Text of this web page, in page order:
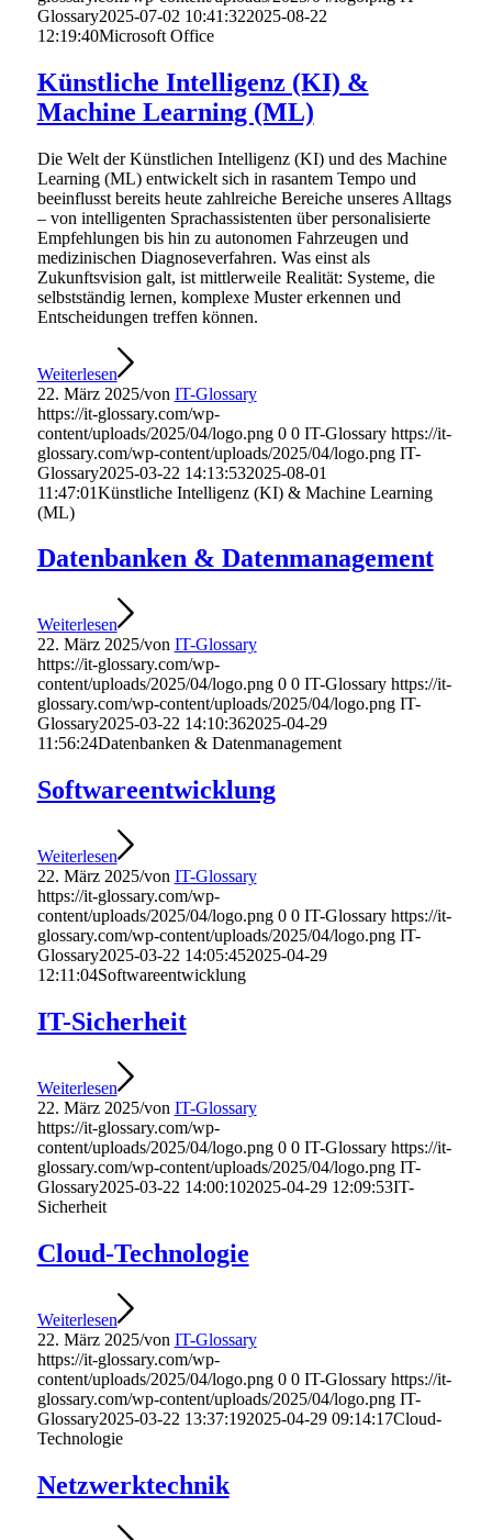
Glossary2025-07-02 10:41:322025-08-22
12:19:40Microsoft Office
Künstliche Intelligenz (KI) &
Machine Learning (ML)
Die Welt der Künstlichen Intelligenz (KI) und des Machine
Learning (ML) entwickelt sich in rasantem Tempo und
beeinflusst bereits heute zahlreiche Bereiche unseres Alltags
– von intelligenten Sprachassistenten über personalisierte
Empfehlungen bis hin zu autonomen Fahrzeugen und
medizinischen Diagnoseverfahren. Was einst als
Zukunftsvision galt, ist mittlerweile Realität: Systeme, die
selbstständig lernen, komplexe Muster erkennen und
Entscheidungen treffen können.
Weiterlesen
22. März 2025/von IT-Glossary
https://it-glossary.com/wp-
content/uploads/2025/04/logo.png 0 0 IT-Glossary https://it-
glossary.com/wp-content/uploads/2025/04/logo.png IT-
Glossary2025-03-22 14:13:532025-08-01
11:47:01Künstliche Intelligenz (KI) & Machine Learning
(ML)
Datenbanken & Datenmanagement
Weiterlesen
22. März 2025/von IT-Glossary
https://it-glossary.com/wp-
content/uploads/2025/04/logo.png 0 0 IT-Glossary https://it-
glossary.com/wp-content/uploads/2025/04/logo.png IT-
Glossary2025-03-22 14:10:362025-04-29
11:56:24Datenbanken & Datenmanagement
Softwareentwicklung
Weiterlesen
22. März 2025/von IT-Glossary
https://it-glossary.com/wp-
content/uploads/2025/04/logo.png 0 0 IT-Glossary https://it-
glossary.com/wp-content/uploads/2025/04/logo.png IT-
Glossary2025-03-22 14:05:452025-04-29
12:11:04Softwareentwicklung
IT-Sicherheit
Weiterlesen
22. März 2025/von IT-Glossary
https://it-glossary.com/wp-
content/uploads/2025/04/logo.png 0 0 IT-Glossary https://it-
glossary.com/wp-content/uploads/2025/04/logo.png IT-
Glossary2025-03-22 14:00:102025-04-29 12:09:53IT-
Sicherheit
Cloud-Technologie
Weiterlesen
22. März 2025/von IT-Glossary
https://it-glossary.com/wp-
content/uploads/2025/04/logo.png 0 0 IT-Glossary https://it-
glossary.com/wp-content/uploads/2025/04/logo.png IT-
Glossary2025-03-22 13:37:192025-04-29 09:14:17Cloud-
Technologie
Netzwerktechnik